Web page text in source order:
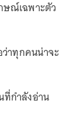
ษณ์เฉพาะตัว
าทุกคนน่าจะ
ที่กำลังอ่าน